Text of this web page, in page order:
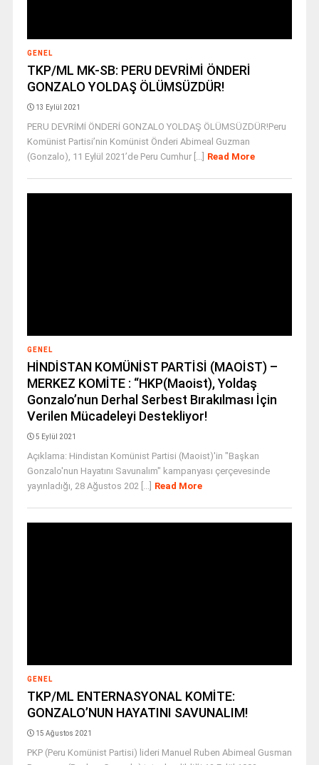
GENEL
TKP/ML MK-SB: PERU DEVRİMİ ÖNDERİ
GONZALO YOLDAŞ ÖLÜMSÜZDÜR!
13 Eylül 2021
PERU DEVRİMİ ÖNDERİ GONZALO YOLDAŞ ÖLÜMSÜZDÜR!Peru
Komünist Partisi’nin Komünist Önderi Abimeal Guzman
(Gonzalo), 11 Eylül 2021’de Peru Cumhur [...] Read More
GENEL
HİNDİSTAN KOMÜNİST PARTİSİ (MAOİST) –
MERKEZ KOMİTE : “HKP(Maoist), Yoldaş
Gonzalo’nun Derhal Serbest Bırakılması İçin
Verilen Mücadeleyi Destekliyor!
5 Eylül 2021
Açıklama: Hindistan Komünist Partisi (Maoist)'in "Başkan
Gonzalo'nun Hayatını Savunalım" kampanyası çerçevesinde
yayınladığı, 28 Ağustos 202 [...] Read More
GENEL
TKP/ML ENTERNASYONAL KOMİTE:
GONZALO’NUN HAYATINI SAVUNALIM!
15 Ağustos 2021
PKP (Peru Komünist Partisi) lideri Manuel Ruben Abimeal Gusman